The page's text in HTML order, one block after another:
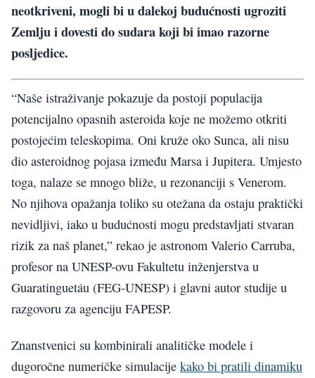
neotkriveni, mogli bi u dalekoj budućnosti ugroziti
Zemlju i dovesti do sudara koji bi imao razorne
posljedice.
“Naše istraživanje pokazuje da postoji populacija
potencijalno opasnih asteroida koje ne možemo otkriti
postojećim teleskopima. Oni kruže oko Sunca, ali nisu
dio asteroidnog pojasa između Marsa i Jupitera. Umjesto
toga, nalaze se mnogo bliže, u rezonanciji s Venerom.
No njihova opažanja toliko su otežana da ostaju praktički
nevidljivi, iako u budućnosti mogu predstavljati stvaran
rizik za naš planet,” rekao je astronom Valerio Carruba,
profesor na UNESP-ovu Fakultetu inženjerstva u
Guaratinguetáu (FEG-UNESP) i glavni autor studije u
razgovoru za agenciju FAPESP.
Znanstvenici su kombinirali analitičke modele i
dugoročne numeričke simulacije kako bi pratili dinamiku